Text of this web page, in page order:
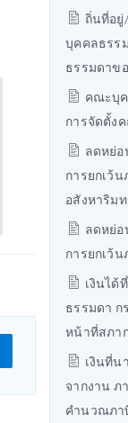
ถิ่นที่อ
บุคคลธรร
ธรรมดาข
คณะบุ
การจัดตั้ง
ลดหย่อ
การยกเว้
อสังหาริม
ลดหย่อ
การยกเว้น
เงินได้
ธรรมดา ก
หน้าที่สภา
เงินที่น
จากงาน ภ
คำนวณภา